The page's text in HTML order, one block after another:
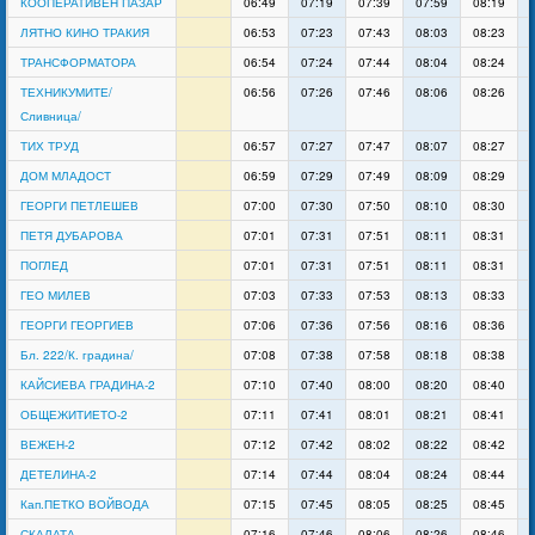
ЛЯТНО КИНО ТРАКИЯ
06:53 07:23 07:43 08:03 08:23
ТРАНСФОРМАТОРА
06:54 07:24 07:44 08:04 08:24
ТЕХНИКУМИТЕ/
Сливница/
06:56 07:26 07:46 08:06 08:26
ТИХ ТРУД 06:57 07:27 07:47 08:07 08:27
ДОМ МЛАДОСТ
06:59 07:29 07:49 08:09 08:29
ГЕОРГИ ПЕТЛЕШЕВ
07:00 07:30 07:50 08:10 08:30
ПЕТЯ ДУБАРОВА
07:01 07:31 07:51 08:11 08:31
ПОГЛЕД
07:01 07:31 07:51 08:11 08:31
ГЕО МИЛЕВ
07:03 07:33 07:53 08:13 08:33
ГЕОРГИ ГЕОРГИЕВ
07:06 07:36 07:56 08:16 08:36
Бл. 222/К. градина/
07:08 07:38 07:58 08:18 08:38
КАЙСИЕВА ГРАДИНА-2
07:10 07:40 08:00 08:20 08:40
ОБЩЕЖИТИЕТО-2
07:11 07:41 08:01 08:21 08:41
ВЕЖЕН-2
07:12 07:42 08:02 08:22 08:42
ДЕТЕЛИНА-2
07:14 07:44 08:04 08:24 08:44
Кап.ПЕТКО ВОЙВОДА
07:15 07:45 08:05 08:25 08:45